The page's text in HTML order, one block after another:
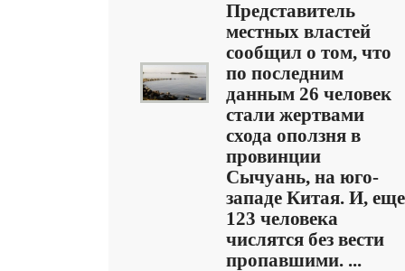
Представитель
местных властей
сообщил о том, что
по последним
данным 26 человек
стали жертвами
схода оползня в
провинции
Сычуань, на юго-
западе Китая. И, еще
123 человека
числятся без вести
пропавшими. ...